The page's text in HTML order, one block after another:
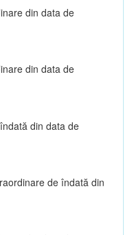
din data de
din data de
din data de
de îndată din